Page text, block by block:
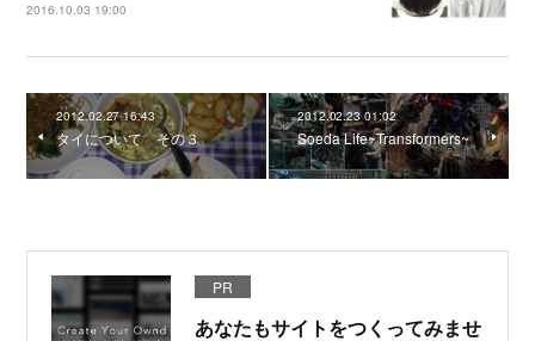
2016.10.03 19:00
2012.02.27 16:43
タイについて その３
2012.02.23 01:02
Soeda Life~Transformers~
PR
あなたもサイトをつくってみませ